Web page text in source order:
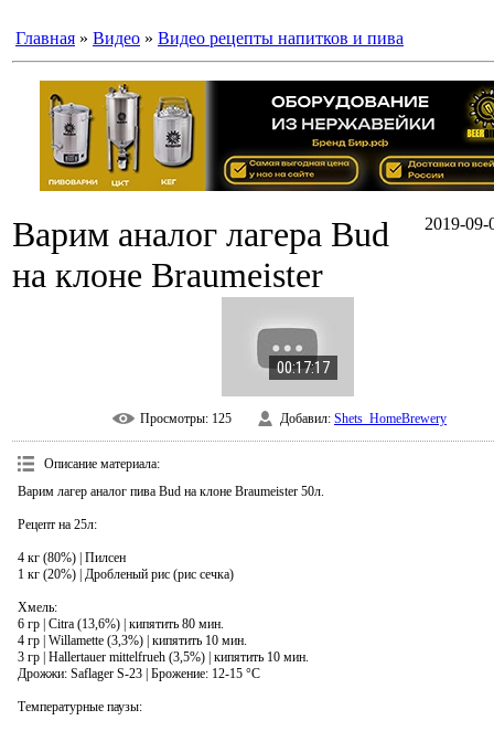
Главная » Видео » Видео рецепты напитков и пива
2019-09-
Варим аналог лагера Bud
на клоне Braumeister
00:17:17
Просмотры: 125 Добавил: Shets_HomeBrewery
Описание материала:
Варим лагер аналог пива Bud на клоне Braumeister 50л.
Рецепт на 25л:
4 кг (80%) | Пилсен
1 кг (20%) | Дробленый рис (рис сечка)
Хмель:
6 гр | Citra (13,6%) | кипятить 80 мин.
4 гр | Willamette (3,3%) | кипятить 10 мин.
3 гр | Hallertauer mittelfrueh (3,5%) | кипятить 10 мин.
Дрожжи: Saflager S-23 | Брожение: 12-15 °С
Температурные паузы: